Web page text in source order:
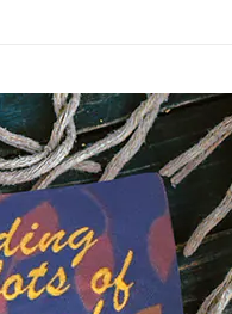
即時審查核予不同之上限額度；若
結果請求用戶進行身份認證。
５．嚴禁一人註冊多個帳號或使用
形，恩沛科技股份有限公司將有權
動。